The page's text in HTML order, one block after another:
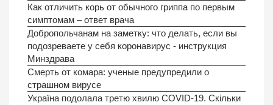
Как отличить корь от обычного гриппа по первым
симптомам – ответ врача
Добропольчанам на заметку: что делать, если вы
подозреваете у себя коронавирус - инструкция
Минздрава
Смерть от комара: ученые предупредили о
страшном вирусе
Україна подолала третю хвилю COVID-19. Скільки